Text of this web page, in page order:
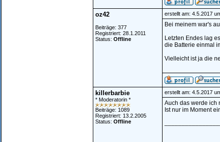
oz42
Beiträge: 377
Registriert: 28.1.2011
Status: Offline
erstellt am: 4.5.2017
Bei meinem war's
Letzten Endes lag
die Batterie einmal
Vielleicht ist ja die
killerbarbie
* Moderatorin *
Beiträge: 1089
Registriert: 13.2.2005
Status: Offline
erstellt am: 4.5.2017
Auch das werde ich
Ist nur im Moment